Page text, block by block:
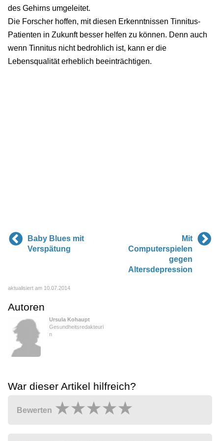
des Gehirns umgeleitet.
Die Forscher hoffen, mit diesen Erkenntnissen Tinnitus-
Patienten in Zukunft besser helfen zu können. Denn auch
wenn Tinnitus nicht bedrohlich ist, kann er die
Lebensqualität erheblich beeinträchtigen.
Baby Blues mit
Verspätung
Mit
Computerspielen
gegen
Altersdepression
aktualisiert am 10.07.2014
Autoren
Ursula Kohaupt
Gesundheitsredakteuri
n
War dieser Artikel hilfreich?
Bewerten